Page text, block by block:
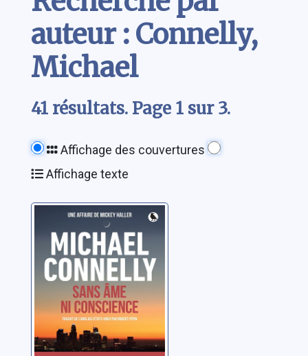
auteur : Connelly,
Michael
41 résultats. Page 1 sur 3.
Affichage des couvertures
Affichage texte
Sans âme ni
conscience: [une
affaire de Mickey
Haller]
Connelly, Michael